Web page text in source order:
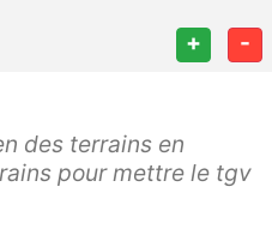
+ -
des terrains en
pour mettre le tgv